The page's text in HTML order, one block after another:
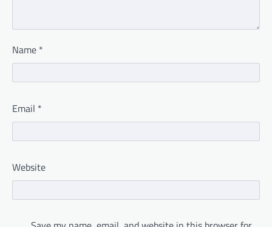
Name *
Email *
Website